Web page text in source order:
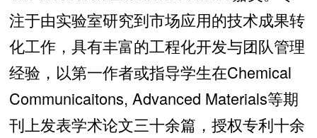
注于由实验室研究到市场应用的技术成果转
化工作，具有丰富的工程化开发与团队管理
经验，以第一作者或指导学生在Chemical
Communicaitons, Advanced Materials等期
刊上发表学术论文三十余篇，授权专利十余